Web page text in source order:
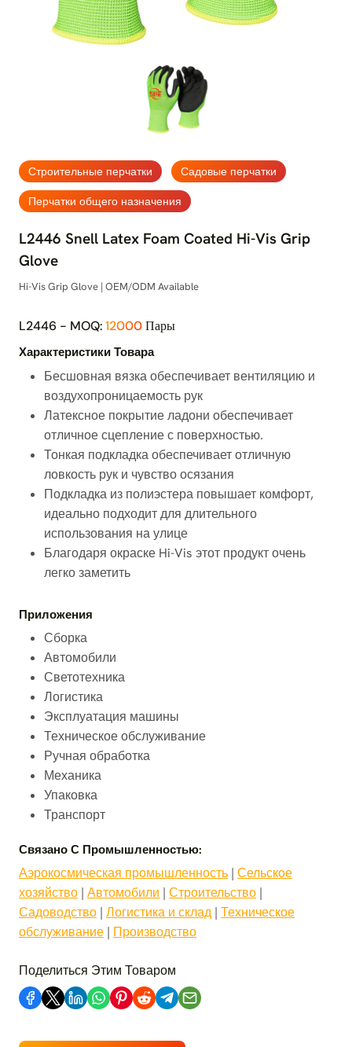
Строительные перчатки Садовые перчатки
Перчатки общего назначения
L2446 Snell Latex Foam Coated Hi-Vis Grip
Glove
Hi-Vis Grip Glove | OEM/ODM Available
L2446 - MOQ:12000Пары
Характеристики Товара
Бесшовная вязка обеспечивает вентиляцию и
воздухопроницаемость рук
Латексное покрытие ладони обеспечивает
отличное сцепление с поверхностью.
Тонкая подкладка обеспечивает отличную
ловкость рук и чувство осязания
Подкладка из полиэстера повышает комфорт,
идеально подходит для длительного
использования на улице
Благодаря окраске Hi-Vis этот продукт очень
легко заметить
Приложения
Сборка
Автомобили
Светотехника
Логистика
Эксплуатация машины
Техническое обслуживание
Ручная обработка
Механика
Упаковка
Транспорт
Связано С Промышленностью:
Аэрокосмическая промышленность | Сельское
хозяйство | Автомобили | Строительство
Садоводство | Логистика и склад | Техническое
обслуживание | Производство
Поделиться Этим Товаром